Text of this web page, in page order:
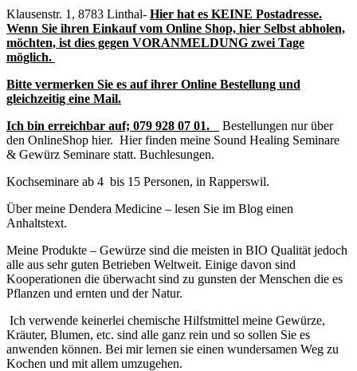
Klausenstr. 1, 8783 Linthal- Hier hat es KEINE Postadresse.
Wenn Sie ihren Einkauf vom Online Shop, hier Selbst abholen,
möchten, ist dies gegen VORANMELDUNG zwei Tage
möglich.
Bitte vermerken Sie es auf ihrer Online Bestellung und
gleichzeitig eine Mail.
Ich bin erreichbar auf; 079 928 07 01.
Bestellungen nur über
den OnlineShop hier. Hier finden meine Sound Healing Seminare
& Gewürz Seminare statt. Buchlesungen.
Kochseminare ab 4 bis 15 Personen, in Rapperswil.
Über meine Dendera Medicine – lesen Sie im Blog einen
Anhaltstext.
Meine Produkte – Gewürze sind die meisten in BIO Qualität jedoch
alle aus sehr guten Betrieben Weltweit. Einige davon sind
Kooperationen die überwacht sind zu gunsten der Menschen die es
Pflanzen und ernten und der Natur.
Ich verwende keinerlei chemische Hilfstmittel meine Gewürze,
Kräuter, Blumen, etc. sind alle ganz rein und so sollen Sie es
anwenden können. Bei mir lernen sie einen wundersamen Weg zu
Kochen und mit allem umzugehen.